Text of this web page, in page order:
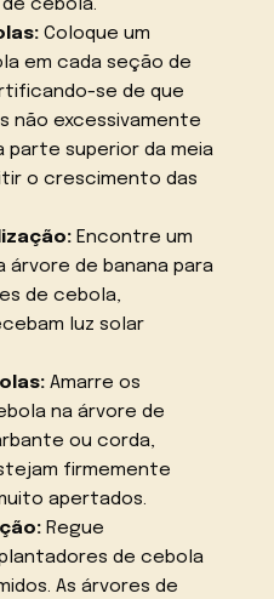
cebola.
Coloque um
em cada seção de
se de que
não excessivamente
parte superior da meia
o crescimento das
Encontre um
árvore de banana para
de cebola,
luz solar
Amarre os
na árvore de
ou corda,
firmemente
apertados.
Regue
de cebola
As árvores de